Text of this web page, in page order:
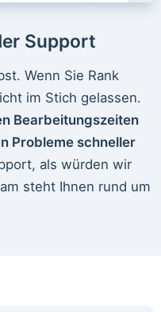
Support
Wenn Sie Rank
im Stich gelassen.
Bearbeitungszeiten
Probleme schneller
als würden wir
steht Ihnen rund um